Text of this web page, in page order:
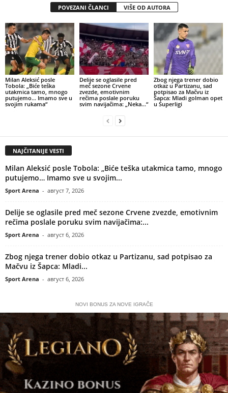
POVEZANI ČLANCI VIŠE OD AUTORA
Milan Aleksić posle
Tobola: „Biće teška
utakmica tamo, mnogo
putujemo… Imamo sve u
svojim rukama“
Delije se oglasile pred
meč sezone Crvene
zvezde, emotivnim
rečima poslale poruku
svim navijačima: „Neka…“
Zbog njega trener dobio
otkaz u Partizanu, sad
potpisao za Mačvu iz
Šapca: Mladi golman opet
u Superligi
NAJČITANIJE VESTI
Milan Aleksić posle Tobola: „Biće teška utakmica tamo, mnogo
putujemo… Imamo sve u svojim...
Sport Arena - август 7, 2026
Delije se oglasile pred meč sezone Crvene zvezde, emotivnim
rečima poslale poruku svim navijačima:...
Sport Arena - август 6, 2026
Zbog njega trener dobio otkaz u Partizanu, sad potpisao za
Mačvu iz Šapca: Mladi...
Sport Arena - август 6, 2026
NOVI BONUS ZA NOVE IGRAČE